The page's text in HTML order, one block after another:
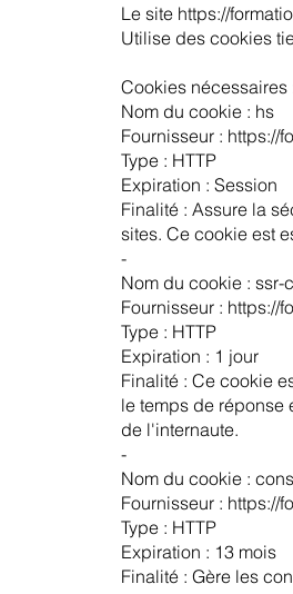
Le site https://
Utilise des cookies
Cookies nécessaires
Nom du cookie : hs
Fournisseur : https://
Type : HTTP
Expiration : Session
Finalité : Assure la
sites. Ce cookie est
-
Nom du cookie : ssr-
Fournisseur : https://
Type : HTTP
Expiration : 1 jour
Finalité : Ce cookie
le temps de réponse
de l'internaute.
-
Nom du cookie :
Fournisseur : https://
Type : HTTP
Expiration : 13 mois
Finalité : Gère les